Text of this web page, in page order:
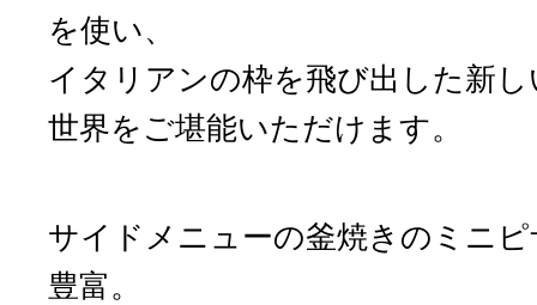
を使い、
イタリアンの枠を飛び出した新
世界をご堪能いただけます。
サイドメニューの釜焼きのミニ
豊富。